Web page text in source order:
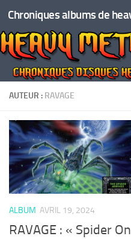
Skip to content
AUTEUR : RAVAGE
ALBUM AVRIL 19, 2024
RAVAGE : « Spider On